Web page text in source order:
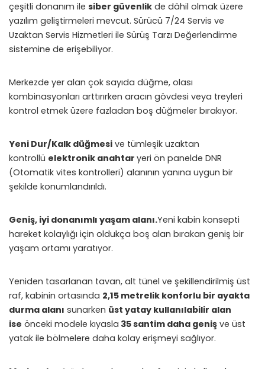
çeşitli donanım ile siber güvenlik de dâhil olmak üzere
yazılım geliştirmeleri mevcut. Sürücü 7/24 Servis ve
Uzaktan Servis Hizmetleri ile Sürüş Tarzı Değerlendirme
sistemine de erişebiliyor.
Merkezde yer alan çok sayıda düğme, olası
kombinasyonları arttırırken aracın gövdesi veya treyleri
kontrol etmek üzere fazladan boş düğmeler bırakıyor.
Yeni Dur/Kalk düğmesi ve tümleşik uzaktan
kontrollü elektronik anahtar yeri ön panelde DNR
(Otomatik vites kontrolleri) alanının yanına uygun bir
şekilde konumlandırıldı.
Geniş, iyi donanımlı yaşam alanı.Yeni kabin konsepti
hareket kolaylığı için oldukça boş alan bırakan geniş bir
yaşam ortamı yaratıyor.
Yeniden tasarlanan tavan, alt tünel ve şekillendirilmiş üst
raf, kabinin ortasında 2,15 metrelik konforlu bir ayakta
durma alanı sunarken üst yatay kullanılabilir alan
ise önceki modele kıyasla 35 santim daha geniş ve üst
yatak ile bölmelere daha kolay erişmeyi sağlıyor.